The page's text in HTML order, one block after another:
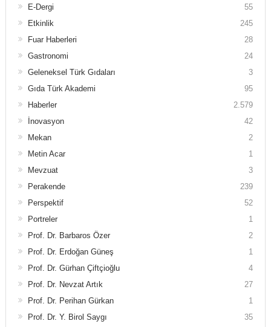
E-Dergi
55
Etkinlik
245
Fuar Haberleri
28
Gastronomi
24
Geleneksel Türk Gıdaları
3
Gıda Türk Akademi
95
Haberler
2.579
İnovasyon
42
Mekan
2
Metin Acar
1
Mevzuat
3
Perakende
239
Perspektif
52
Portreler
1
Prof. Dr. Barbaros Özer
2
Prof. Dr. Erdoğan Güneş
1
Prof. Dr. Gürhan Çiftçioğlu
4
Prof. Dr. Nevzat Artık
27
Prof. Dr. Perihan Gürkan
1
Prof. Dr. Y. Birol Saygı
35